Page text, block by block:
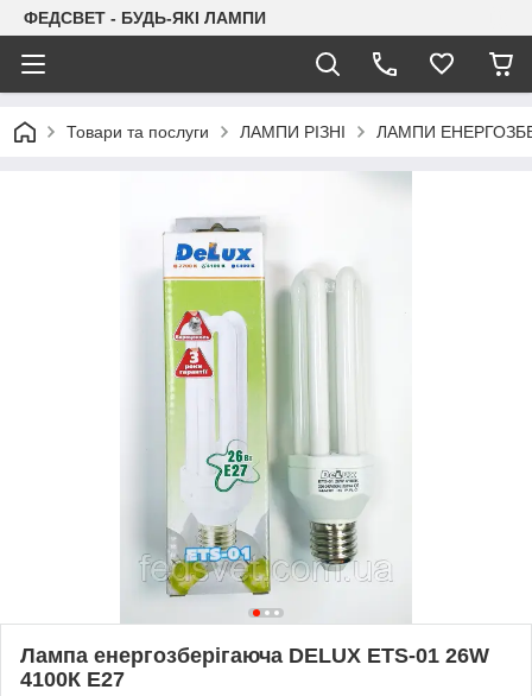
ФЕДСВЕТ - БУДЬ-ЯКІ ЛАМПИ
Товари та послуги ЛАМПИ РІЗНІ ЛАМПИ
Лампа енергозберігаюча DELUX ETS-01 26W
4100К E27